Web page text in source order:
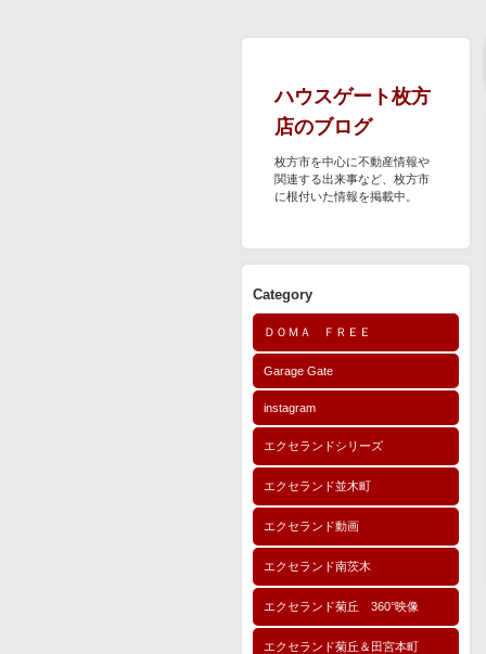
ハウスゲート枚方
店のブログ
枚方市を中心に不動産情報や
関連する出来事など、枚方市
に根付いた情報を掲載中。
Category
ＤＯＭＡ ＦＲＥＥ
Garage Gate
instagram
エクセランドシリーズ
エクセランド並木町
エクセランド動画
エクセランド南茨木
エクセランド菊丘 360°映像
エクセランド菊丘＆田宮本町